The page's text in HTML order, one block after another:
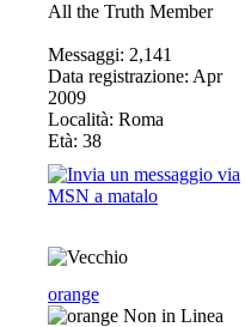
All the Truth Member
Messaggi: 2,141
Data registrazione: Apr
2009
Località: Roma
Età: 38
orange